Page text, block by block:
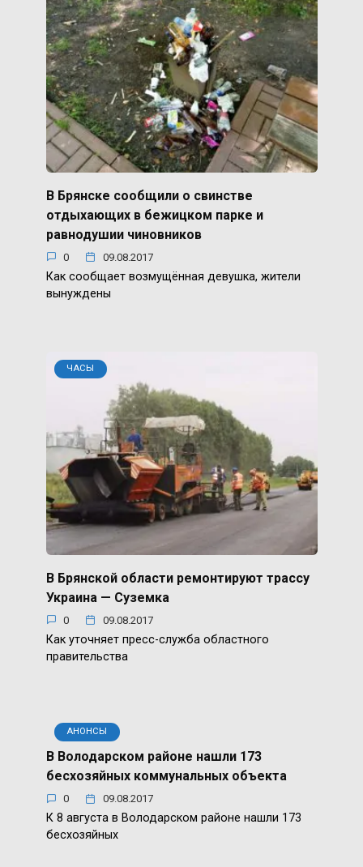
В Брянске сообщили о свинстве
отдыхающих в бежицком парке и
равнодушии чиновников
0 09.08.2017
Как сообщает возмущённая девушка, жители
вынуждены
ЧАСЫ
В Брянской области ремонтируют трассу
Украина — Суземка
0 09.08.2017
Как уточняет пресс-служба областного
правительства
АНОНСЫ
В Володарском районе нашли 173
бесхозяйных коммунальных объекта
0 09.08.2017
К 8 августа в Володарском районе нашли 173
бесхозяйных